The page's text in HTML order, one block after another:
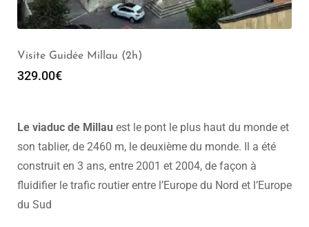
Visite Guidée Millau (2h)
329.00€
Le viaduc de Millau est le pont le plus haut du monde et
son tablier, de 2460 m, le deuxième du monde. Il a été
construit en 3 ans, entre 2001 et 2004, de façon à
fluidifier le trafic routier entre l’Europe du Nord et l’Europe
du Sud